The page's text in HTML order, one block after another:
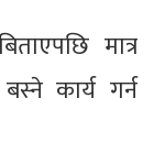
मात्र
कार्य गर्न